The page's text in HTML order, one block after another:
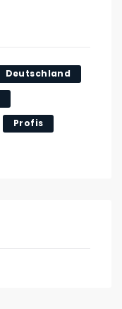
Deutschland
Profis